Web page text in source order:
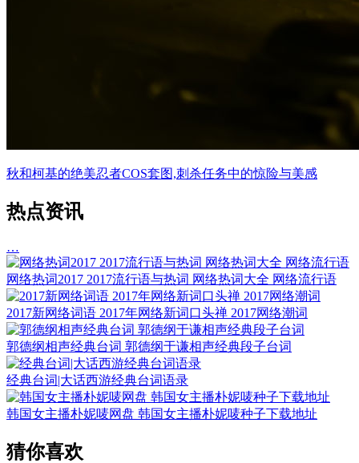
秋和柯基的绝美忍者COS套图,刺杀任务中的惊险与美感
热点资讯
…
网络热词2017 2017流行语与热词 网络热词大全 网络流行语
2017新网络词语 2017年网络新词口头禅 2017网络潮词
郭德纲相声经典台词 郭德纲于谦相声经典段子台词
经典台词|大话西游经典台词语录
韩国女主播朴妮唛网盘 韩国女主播朴妮唛种子下载地址
猜你喜欢